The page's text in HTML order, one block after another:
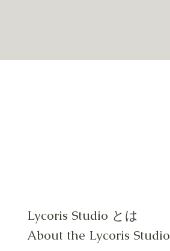
​Lycoris Studio とは
About the Lycoris Studio